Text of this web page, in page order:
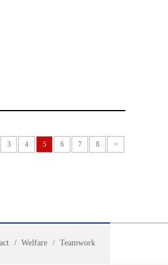
3 4 5 6 7 8 >
Welfare Teamwork